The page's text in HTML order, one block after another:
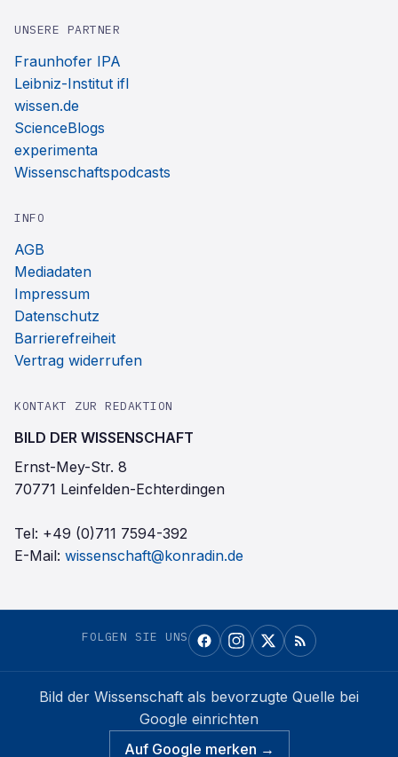
UNSERE PARTNER
Fraunhofer IPA
Leibniz-Institut ifl
wissen.de
ScienceBlogs
experimenta
Wissenschaftspodcasts
INFO
AGB
Mediadaten
Impressum
Datenschutz
Barrierefreiheit
Vertrag widerrufen
KONTAKT ZUR REDAKTION
BILD DER WISSENSCHAFT
Ernst-Mey-Str. 8
70771 Leinfelden-Echterdingen
Tel: +49 (0)711 7594-392
E-Mail: wissenschaft@konradin.de
FOLGEN SIE UNS
Bild der Wissenschaft als bevorzugte Quelle bei
Google einrichten
Auf Google merken →